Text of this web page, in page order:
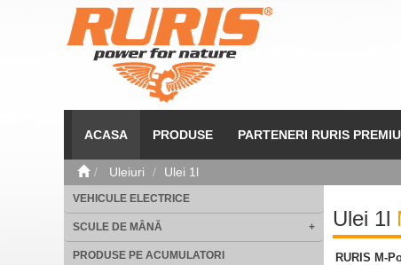
ACASA PRODUSE PARTENERI RURIS
Uleiuri Ulei 1l
VEHICULE ELECTRICE
SCULE DE MÂNĂ +
PRODUSE PE ACUMULATORI
Ulei 1l
RURIS M-